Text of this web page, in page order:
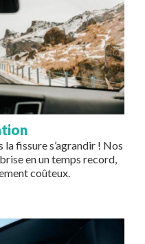
fissure s’agrandir ! Nos
en un temps record,
coûteux.